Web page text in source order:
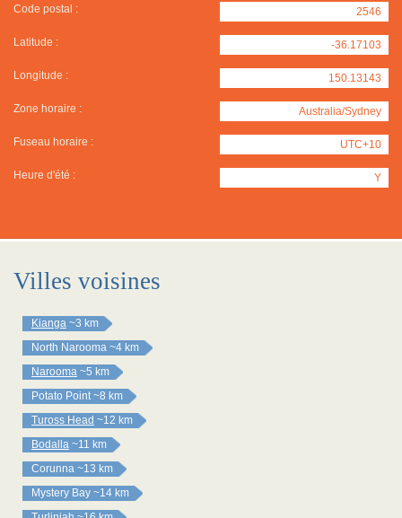
Code postal : 2546
Latitude : -36.17103
Longitude : 150.13143
Zone horaire : Australia/Sydney
Fuseau horaire : UTC+10
Heure d'été : Y
Villes voisines
Kianga ~3 km
North Narooma ~4 km
Narooma ~5 km
Potato Point ~8 km
Tuross Head ~12 km
Bodalla ~11 km
Corunna ~13 km
Mystery Bay ~14 km